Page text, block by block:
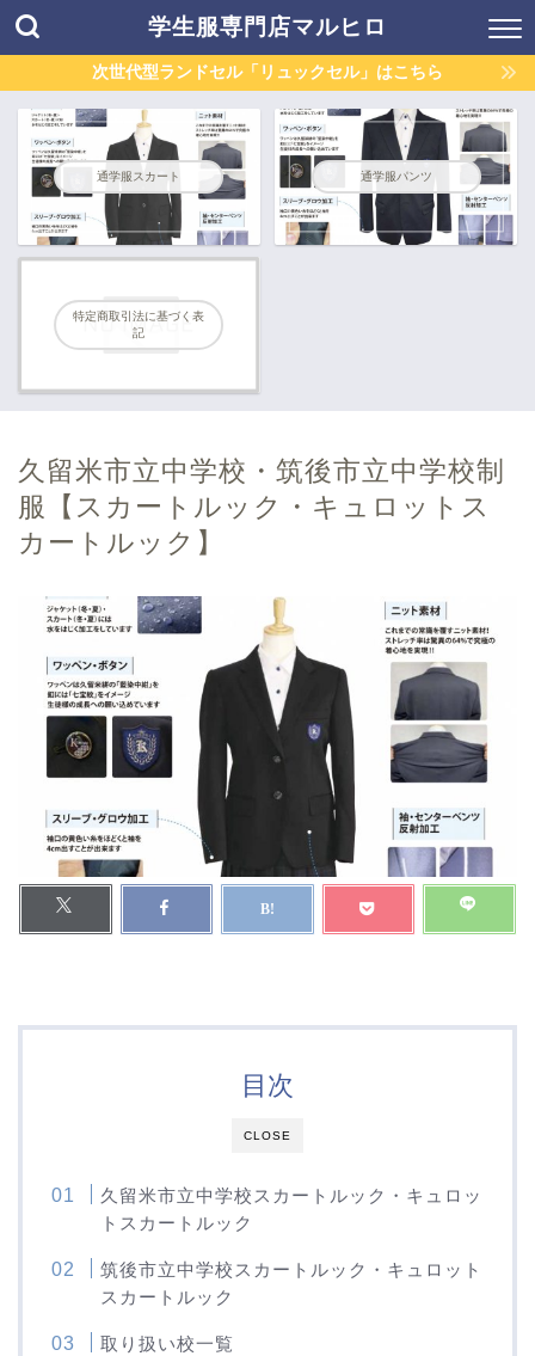
学生服専門店マルヒロ
次世代型ランドセル「リュックセル」はこちら
通学服スカート 通学服パンツ
特定商取引法に基づく表
記
久留米市立中学校・筑後市立中学校制
服【スカートルック・キュロットス
カートルック】
CLOSE
目次
久留米市立中学校スカートルック・キュロッ
トスカートルック
筑後市立中学校スカートルック・キュロット
スカートルック
取り扱い校一覧